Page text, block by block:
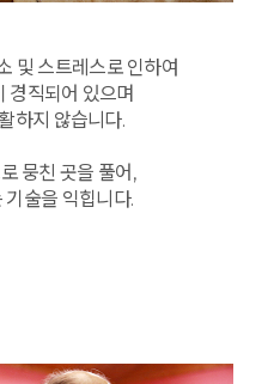
및 스트레스로 인하여
경직되어 있으며
하지 않습니다.
뭉친 곳을 풀어,
기술을 익힙니다.